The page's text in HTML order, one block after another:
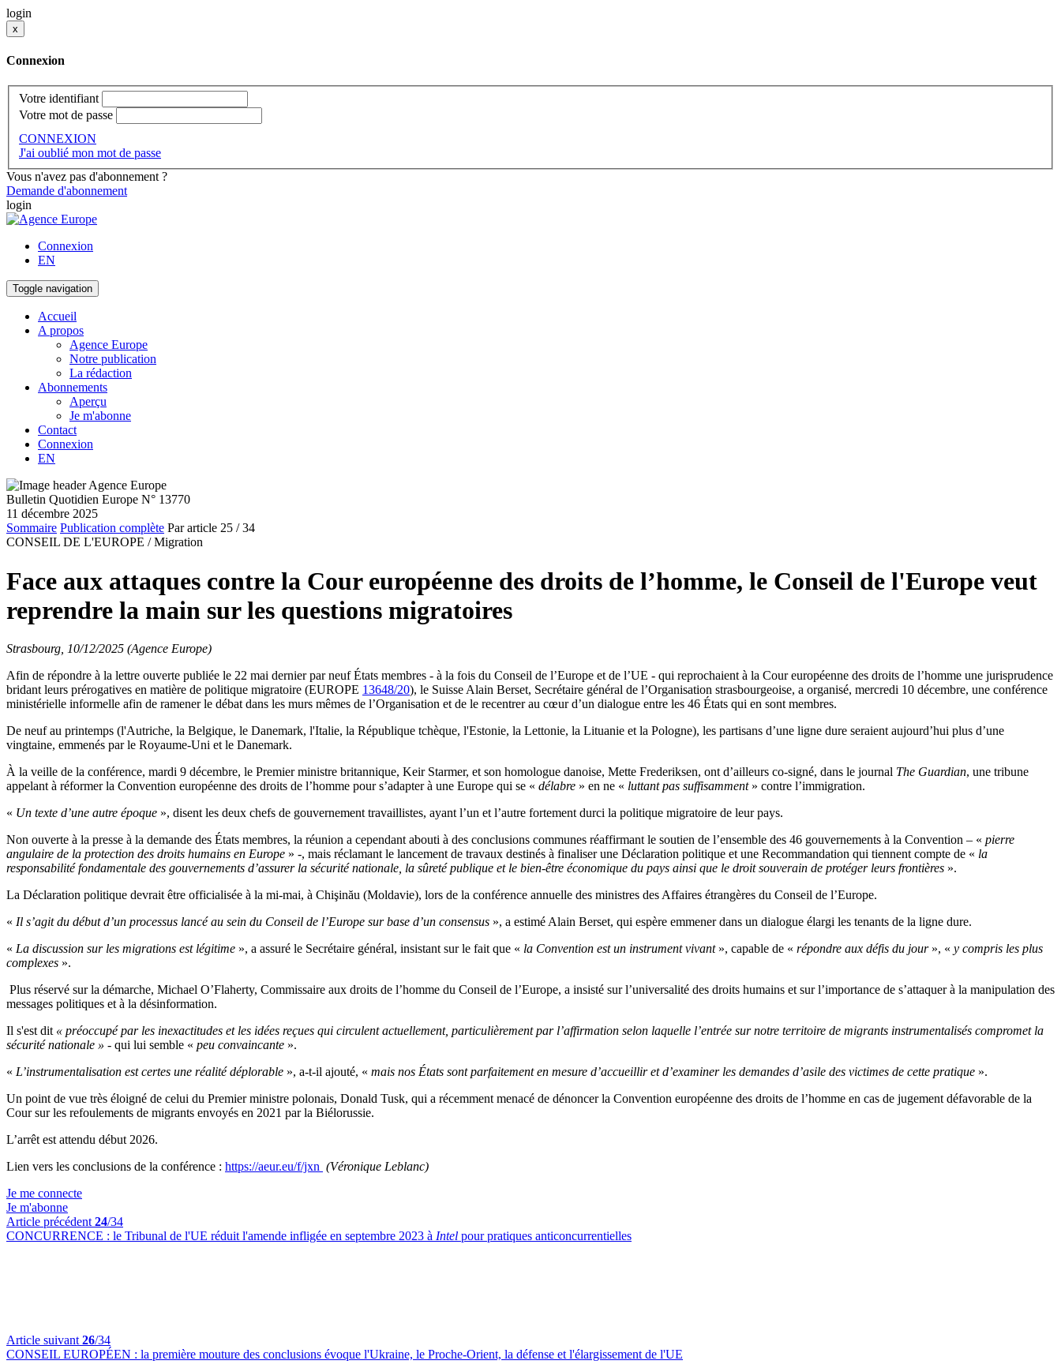
login
x
Connexion
Votre identifiant
Votre mot de passe
CONNEXION
J'ai oublié mon mot de passe
Vous n'avez pas d'abonnement ?
Demande d'abonnement
login
Connexion
EN
Toggle navigation
Accueil
A propos
Agence Europe
Notre publication
La rédaction
Abonnements
Aperçu
Je m'abonne
Contact
Connexion
EN
Bulletin Quotidien Europe N° 13770
11 décembre 2025
Sommaire Publication complète Par article 25 / 34
CONSEIL DE L'EUROPE / Migration
Face aux attaques contre la Cour européenne des droits de l’homme, le Conseil de l'Europe veut
reprendre la main sur les questions migratoires
Strasbourg, 10/12/2025 (Agence Europe)
Afin de répondre à la lettre ouverte publiée le 22 mai dernier par neuf États membres - à la fois du Conseil de l’Europe et de l’UE - qui reprochaient à la Cour européenne des droits de l’homme une jurisprudence
bridant leurs prérogatives en matière de politique migratoire (EUROPE 13648/20), le Suisse Alain Berset, Secrétaire général de l’Organisation strasbourgeoise, a organisé, mercredi 10 décembre, une conférence
ministérielle informelle afin de ramener le débat dans les murs mêmes de l’Organisation et de le recentrer au cœur d’un dialogue entre les 46 États qui en sont membres.
De neuf au printemps (l'Autriche, la Belgique, le Danemark, l'Italie, la République tchèque, l'Estonie, la Lettonie, la Lituanie et la Pologne), les partisans d’une ligne dure seraient aujourd’hui plus d’une
vingtaine, emmenés par le Royaume-Uni et le Danemark.
À la veille de la conférence, mardi 9 décembre, le Premier ministre britannique, Keir Starmer, et son homologue danoise, Mette Frederiksen, ont d’ailleurs co-signé, dans le journal The Guardian, une tribune
appelant à réformer la Convention européenne des droits de l’homme pour s’adapter à une Europe qui se « délabre » en ne « luttant pas suffisamment » contre l’immigration.
« Un texte d’une autre époque », disent les deux chefs de gouvernement travaillistes, ayant l’un et l’autre fortement durci la politique migratoire de leur pays.
Non ouverte à la presse à la demande des États membres, la réunion a cependant abouti à des conclusions communes réaffirmant le soutien de l’ensemble des 46 gouvernements à la Convention – « pierre
angulaire de la protection des droits humains en Europe » -, mais réclamant le lancement de travaux destinés à finaliser une Déclaration politique et une Recommandation qui tiennent compte de « la
responsabilité fondamentale des gouvernements d’assurer la sécurité nationale, la sûreté publique et le bien-être économique du pays ainsi que le droit souverain de protéger leurs frontières ».
La Déclaration politique devrait être officialisée à la mi-mai, à Chişinău (Moldavie), lors de la conférence annuelle des ministres des Affaires étrangères du Conseil de l’Europe.
« Il s’agit du début d’un processus lancé au sein du Conseil de l’Europe sur base d’un consensus », a estimé Alain Berset, qui espère emmener dans un dialogue élargi les tenants de la ligne dure.
« La discussion sur les migrations est légitime », a assuré le Secrétaire général, insistant sur le fait que « la Convention est un instrument vivant », capable de « répondre aux défis du jour », « y compris les plus
complexes ».
Plus réservé sur la démarche, Michael O’Flaherty, Commissaire aux droits de l’homme du Conseil de l’Europe, a insisté sur l’universalité des droits humains et sur l’importance de s’attaquer à la manipulation des
messages politiques et à la désinformation.
Il s'est dit « préoccupé par les inexactitudes et les idées reçues qui circulent actuellement, particulièrement par l’affirmation selon laquelle l’entrée sur notre territoire de migrants instrumentalisés compromet la
sécurité nationale » - qui lui semble « peu convaincante ».
« L’instrumentalisation est certes une réalité déplorable », a-t-il ajouté, « mais nos États sont parfaitement en mesure d’accueillir et d’examiner les demandes d’asile des victimes de cette pratique ».
Un point de vue très éloigné de celui du Premier ministre polonais, Donald Tusk, qui a récemment menacé de dénoncer la Convention européenne des droits de l’homme en cas de jugement défavorable de la
Cour sur les refoulements de migrants envoyés en 2021 par la Biélorussie.
L’arrêt est attendu début 2026.
Lien vers les conclusions de la conférence : https://aeur.eu/f/jxn (Véronique Leblanc)
Je me connecte
Je m'abonne
Article précédent 24/34
CONCURRENCE : le Tribunal de l'UE réduit l'amende infligée en septembre 2023 à Intel pour pratiques anticoncurrentielles
Article suivant 26/34
CONSEIL EUROPÉEN : la première mouture des conclusions évoque l'Ukraine, le Proche-Orient, la défense et l'élargissement de l'UE